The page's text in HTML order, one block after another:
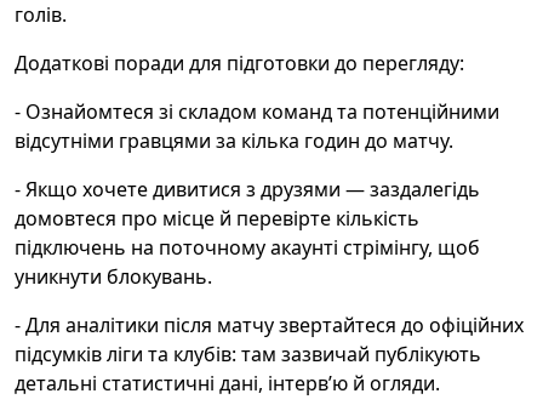
голів.
Додаткові поради для підготовки до перегляду:
- Ознайомтеся зі складом команд та потенційними
відсутніми гравцями за кілька годин до матчу.
- Якщо хочете дивитися з друзями — заздалегідь
домовтеся про місце й перевірте кількість
підключень на поточному акаунті стрімінгу, щоб
уникнути блокувань.
- Для аналітики після матчу звертайтеся до офіційних
підсумків ліги та клубів: там зазвичай публікують
детальні статистичні дані, інтерв’ю й огляди.